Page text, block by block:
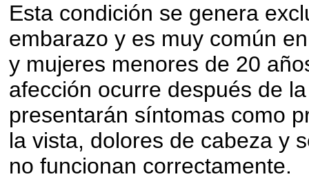
Esta condición se genera
embarazo y es muy común
y mujeres menores de 20
afección ocurre después de
presentarán síntomas como
la vista, dolores de cabeza y
no funcionan correctamente.